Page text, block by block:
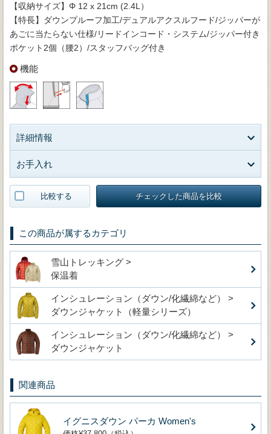
【収納サイズ】Φ 12 x 21cm (2.4L）
【特長】ダウンプルーフ加工/デュアルアクスルフード/ジッパーが
あごに当たらない仕様/リードインコード・システム/ジッパー付き
ポケット2個（腰2）/スタッフバッグ付き
機能
詳細情報
お手入れ
比較する チェックした商品を比較
この商品が属するカテゴリ
雪山トレッキング >
保温着
インシュレーション（ダウン/化繊綿など） >
ダウンジャケット（軽量シリーズ）
インシュレーション（ダウン/化繊綿など） >
ダウンジャケット
関連商品
イグニスダウン パーカ Women's